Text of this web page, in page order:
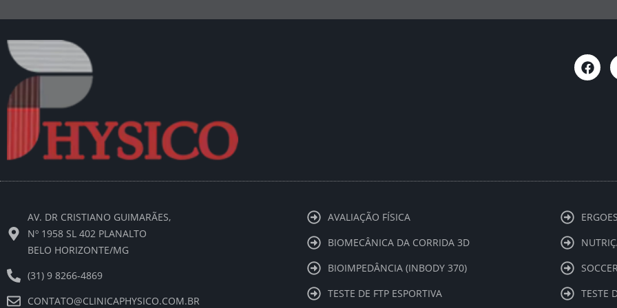
c
e
b
AV. DR CRISTIANO GUIMARÃES,
Nº 1958 SL 402 PLANALTO
BELO HORIZONTE/MG
(31) 9 8266-4869
CONTATO@CLINICAPHYSICO.COM.BR
AVALIAÇÃO FÍSICA
BIOMECÂNICA DA CORRIDA 3D
BIOIMPEDÂNCIA (INBODY 370)
TESTE DE FTP ESPORTIVA
TESTE